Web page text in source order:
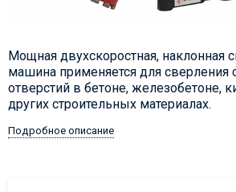
​Мощная двухскоростная, наклонная
машина применяется для сверления
отверстий в бетоне, железобетоне,
других строительных материалах.
Подробное описание